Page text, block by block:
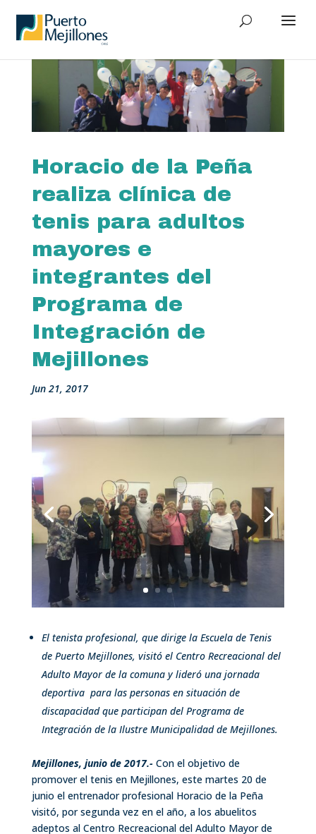
Horacio de la Peña
realiza clínica de
tenis para adultos
mayores e
integrantes del
Programa de
Integración de
Mejillones
Jun 21, 2017
El tenista profesional, que dirige la Escuela de Tenis
de Puerto Mejillones, visitó el Centro Recreacional del
Adulto Mayor de la comuna y lideró una jornada
deportiva para las personas en situación de
discapacidad que participan del Programa de
Integración de la Ilustre Municipalidad de Mejillones.
Mejillones, junio de 2017.-Con el objetivo de
promover el tenis en Mejillones, este martes 20 de
junio el entrenador profesional Horacio de la Peña
visitó, por segunda vez en el año, a los abuelitos
adeptos al Centro Recreacional del Adulto Mayor de